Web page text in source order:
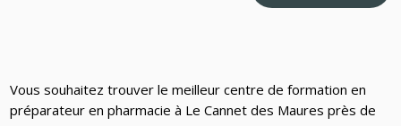
Vous souhaitez trouver le meilleur centre de formation en
préparateur en pharmacie à Le Cannet des Maures près de